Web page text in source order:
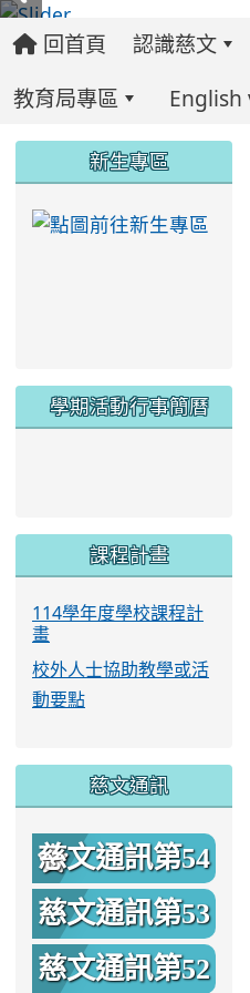
回首頁 認識慈文
教育局專區
English
新生專區
學期活動行事簡曆
link to https://
link to https://
課程計畫
114學年度學校課程計
畫
校外人士協助教學或活
動要點
慈文通訊
慈文通訊第54
期
慈文通訊第53
期
慈文通訊第52